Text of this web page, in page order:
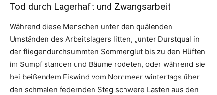
Tod durch Lagerhaft und Zwangsarbeit
Während diese Menschen unter den quälenden
Umständen des Arbeitslagers litten, „unter Durstqual in
der fliegendurchsummten Sommerglut bis zu den Hüften
im Sumpf standen und Bäume rodeten, oder während sie
bei beißendem Eiswind vom Nordmeer wintertags über
den schmalen federnden Steg schwere Lasten aus den